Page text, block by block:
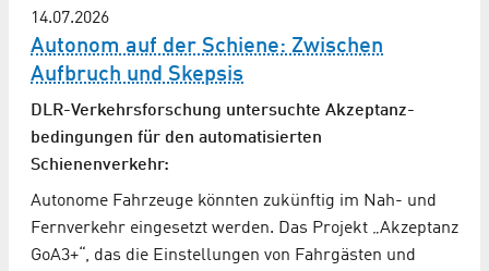
14.07.2026
Autonom auf der Schiene: Zwischen
Aufbruch und Skepsis
DLR-Verkehrsforschung untersuchte Akzeptanz­
bedingungen für den automatisierten
Schienenverkehr:
Autonome Fahrzeuge könnten zukünftig im Nah- und
Fernverkehr eingesetzt werden. Das Projekt „Akzeptanz
GoA3+“, das die Einstellungen von Fahrgästen und